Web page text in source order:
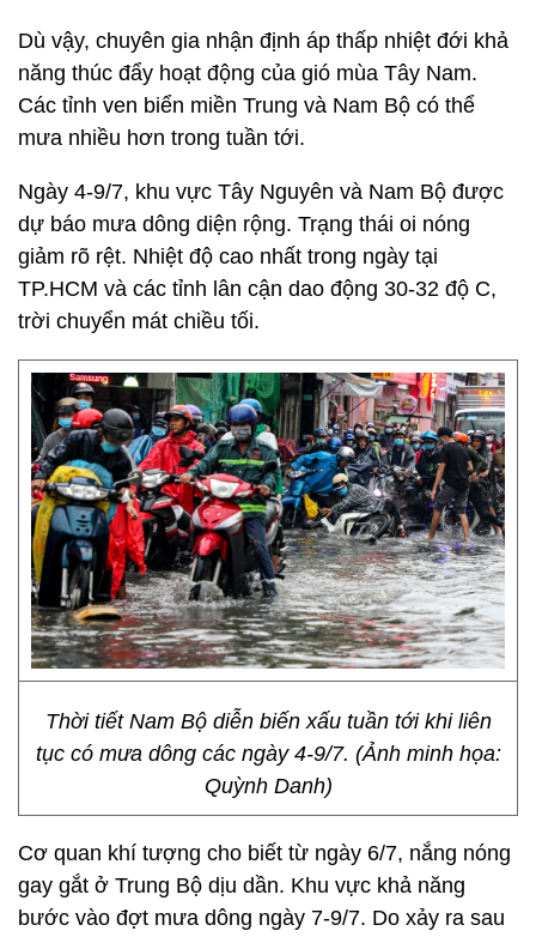
Dù vậy, chuyên gia nhận định áp thấp nhiệt đới khả
năng thúc đẩy hoạt động của gió mùa Tây Nam.
Các tỉnh ven biển miền Trung và Nam Bộ có thể
mưa nhiều hơn trong tuần tới.
Ngày 4-9/7, khu vực Tây Nguyên và Nam Bộ được
dự báo mưa dông diện rộng. Trạng thái oi nóng
giảm rõ rệt. Nhiệt độ cao nhất trong ngày tại
TP.HCM và các tỉnh lân cận dao động 30-32 độ C,
trời chuyển mát chiều tối.
Thời tiết Nam Bộ diễn biến xấu tuần tới khi liên
tục có mưa dông các ngày 4-9/7. (Ảnh minh họa:
Quỳnh Danh)
Cơ quan khí tượng cho biết từ ngày 6/7, nắng nóng
gay gắt ở Trung Bộ dịu dần. Khu vực khả năng
bước vào đợt mưa dông ngày 7-9/7. Do xảy ra sau